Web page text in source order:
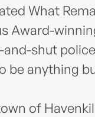
What
Award-
shut
be anything
of